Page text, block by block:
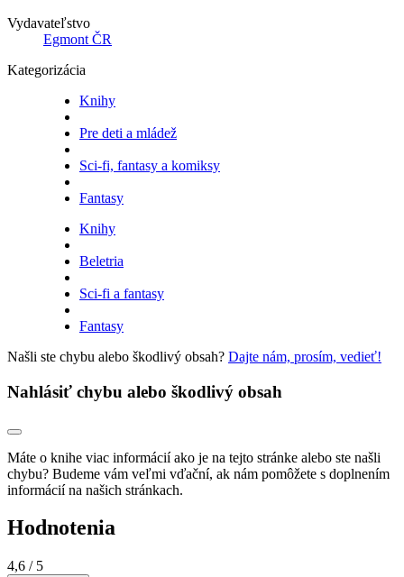
Vydavateľstvo
Egmont ČR
Kategorizácia
Knihy
Pre deti a mládež
Sci-fi, fantasy a komiksy
Fantasy
Knihy
Beletria
Sci-fi a fantasy
Fantasy
Našli ste chybu alebo škodlivý obsah? Dajte nám, prosím, vedieť!
Nahlásiť chybu alebo škodlivý obsah
Máte o knihe viac informácií ako je na tejto stránke alebo ste našli
chybu? Budeme vám veľmi vďační, ak nám pomôžete s doplnením
informácií na našich stránkach.
Hodnotenia
4,6 / 5